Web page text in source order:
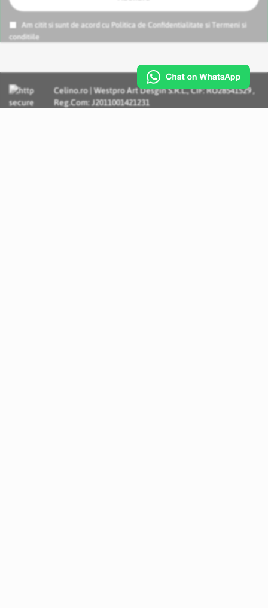
Am citit si sunt de acord cu Politica de Confidentialitate si
Termeni si
conditiile
Celino.ro | Westpro Art Desgin S.R.L., CIF: RO28541529 ,
Reg.Com: J2011001421231